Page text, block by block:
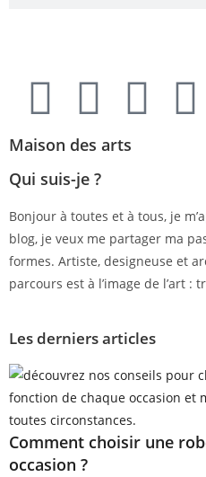
Maison des arts
Qui suis-je ?
Bonjour à toutes et à tous, je
blog, je veux me partager ma
formes. Artiste, designeuse et
parcours est à l’image de l’art :
Les derniers articles
Comment choisir une
occasion ?